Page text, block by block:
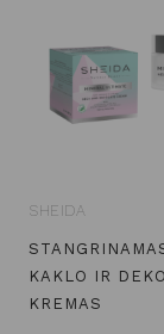
SHEIDA
KAKLO IR
KREMAS